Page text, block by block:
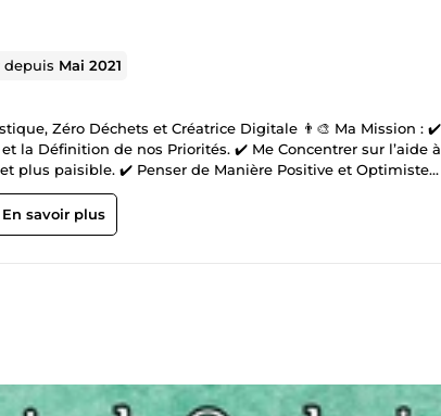
depuis Mai 2021
la Définition de nos Priorités. ✔️ Me Concentrer sur l’aide à
En savoir plus